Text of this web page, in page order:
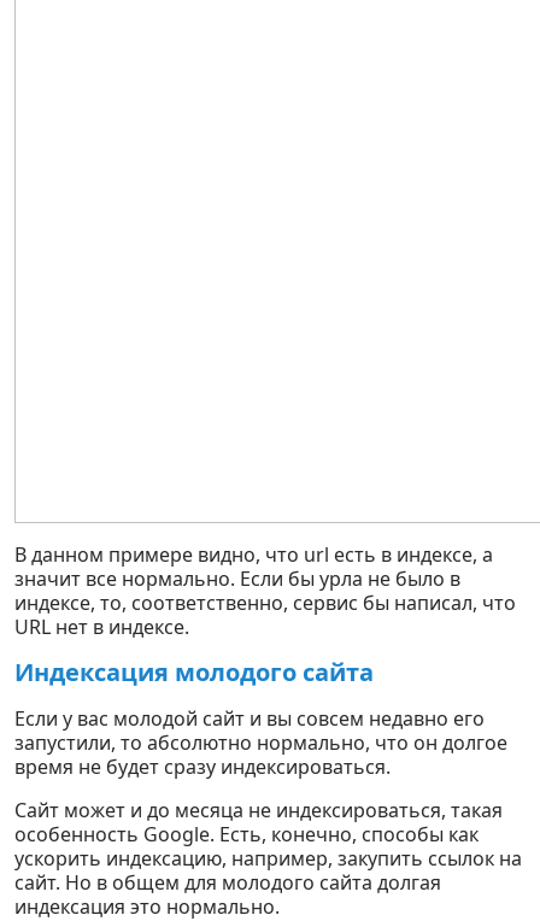
В данном примере видно, что url есть в индексе, а
значит все нормально. Если бы урла не было в
индексе, то, соответственно, сервис бы написал, что
URL нет в индексе.
Индексация молодого сайта
Если у вас молодой сайт и вы совсем недавно его
запустили, то абсолютно нормально, что он долгое
время не будет сразу индексироваться.
Сайт может и до месяца не индексироваться, такая
особенность Google. Есть, конечно, способы как
ускорить индексацию, например, закупить ссылок на
сайт. Но в общем для молодого сайта долгая
индексация это нормально.